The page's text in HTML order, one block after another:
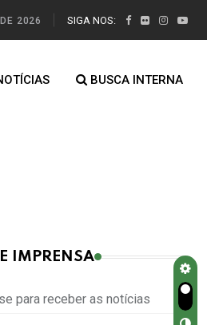
2026 SIGA NOS:
BUSCA INTERNA
IMPRENSA
para receber as notícias